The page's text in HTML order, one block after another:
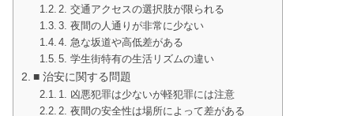
2. 交通アクセスの選択肢が限られる
3. 夜間の人通りが非常に少ない
4. 急な坂道や高低差がある
5. 学生街特有の生活リズムの違い
■ 治安に関する問題
1. 凶悪犯罪は少ないが軽犯罪には注意
2. 夜間の安全性は場所によって差がある